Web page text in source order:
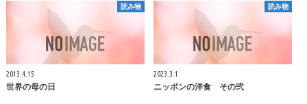
読み物
2013.4.15
世界の母の日
読み物
2023.3.1
ニッポンの洋食 その弐